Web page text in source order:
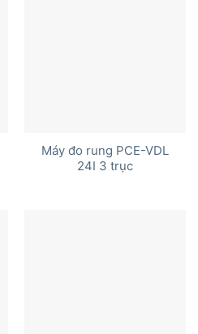
Máy đo rung PCE-VDL
24I 3 trục